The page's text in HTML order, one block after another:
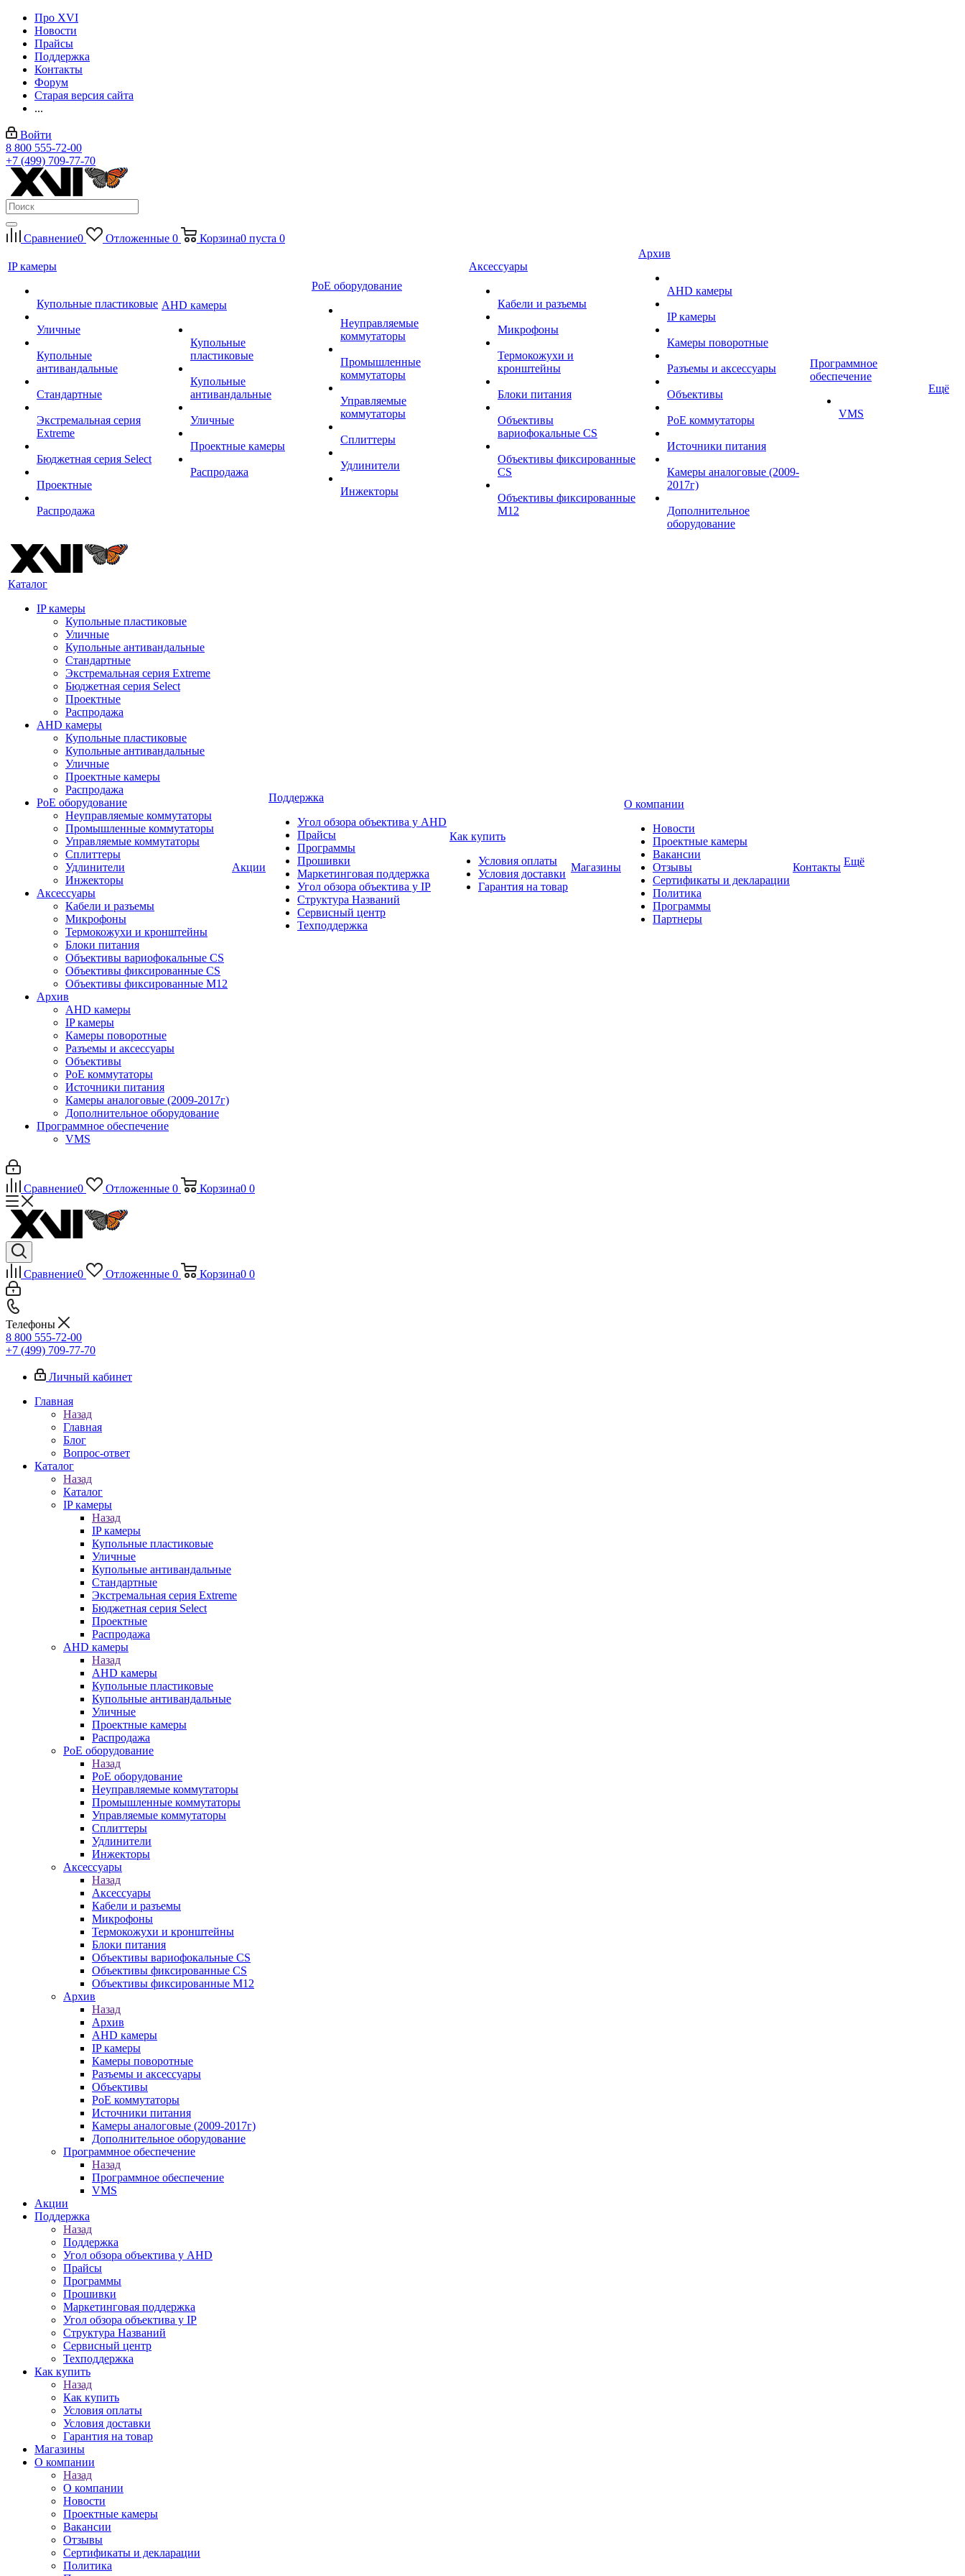
Про XVI
Новости
Прайсы
Поддержка
Контакты
Форум
Старая версия сайта
...
Войти
8 800 555-72-00
+7 (499) 709-77-70
Сравнение0 Отложенные 0 Корзина0 пуста 0
IP камеры
Купольные пластиковые
Уличные
Купольные
антивандальные
Стандартные
Экстремальная серия
Extreme
Бюджетная серия Select
Проектные
Распродажа
AHD камеры
Купольные
пластиковые
Купольные
антивандальные
Уличные
Проектные камеры
Распродажа
PoE оборудование
Неуправляемые
коммутаторы
Промышленные
коммутаторы
Управляемые
коммутаторы
Сплиттеры
Удлинители
Инжекторы
Аксессуары
Кабели и разъемы
Микрофоны
Термокожухи и
кронштейны
Блоки питания
Объективы
вариофокальные CS
Объективы фиксированные
CS
Объективы фиксированные
М12
Архив
AHD камеры
IP камеры
Камеры поворотные
Разъемы и аксессуары
Объективы
PoE коммутаторы
Источники питания
Камеры аналоговые (2009-
2017г)
Дополнительное
оборудование
Программное
обеспечение
VMS
Ещё
Каталог
IP камеры
Купольные пластиковые
Уличные
Купольные антивандальные
Стандартные
Экстремальная серия Extreme
Бюджетная серия Select
Проектные
Распродажа
AHD камеры
Купольные пластиковые
Купольные антивандальные
Уличные
Проектные камеры
Распродажа
PoE оборудование
Неуправляемые коммутаторы
Промышленные коммутаторы
Управляемые коммутаторы
Сплиттеры
Удлинители
Инжекторы
Аксессуары
Кабели и разъемы
Микрофоны
Термокожухи и кронштейны
Блоки питания
Объективы вариофокальные CS
Объективы фиксированные CS
Объективы фиксированные М12
Архив
AHD камеры
IP камеры
Камеры поворотные
Разъемы и аксессуары
Объективы
PoE коммутаторы
Источники питания
Камеры аналоговые (2009-2017г)
Дополнительное оборудование
Программное обеспечение
VMS
Акции
Поддержка
Угол обзора объектива у AHD
Прайсы
Программы
Прошивки
Маркетинговая поддержка
Угол обзора объектива у IP
Структура Названий
Сервисный центр
Техподдержка
Как купить
Условия оплаты
Условия доставки
Гарантия на товар
Магазины
О компании
Новости
Проектные камеры
Вакансии
Отзывы
Сертификаты и декларации
Политика
Программы
Партнеры
Контакты Ещё
Сравнение0 Отложенные 0 Корзина0 0
Сравнение0 Отложенные 0 Корзина0 0
Телефоны
8 800 555-72-00
+7 (499) 709-77-70
Личный кабинет
Главная
Назад
Главная
Блог
Вопрос-ответ
Каталог
Назад
Каталог
IP камеры
Назад
IP камеры
Купольные пластиковые
Уличные
Купольные антивандальные
Стандартные
Экстремальная серия Extreme
Бюджетная серия Select
Проектные
Распродажа
AHD камеры
Назад
AHD камеры
Купольные пластиковые
Купольные антивандальные
Уличные
Проектные камеры
Распродажа
PoE оборудование
Назад
PoE оборудование
Неуправляемые коммутаторы
Промышленные коммутаторы
Управляемые коммутаторы
Сплиттеры
Удлинители
Инжекторы
Аксессуары
Назад
Аксессуары
Кабели и разъемы
Микрофоны
Термокожухи и кронштейны
Блоки питания
Объективы вариофокальные CS
Объективы фиксированные CS
Объективы фиксированные М12
Архив
Назад
Архив
AHD камеры
IP камеры
Камеры поворотные
Разъемы и аксессуары
Объективы
PoE коммутаторы
Источники питания
Камеры аналоговые (2009-2017г)
Дополнительное оборудование
Программное обеспечение
Назад
Программное обеспечение
VMS
Акции
Поддержка
Назад
Поддержка
Угол обзора объектива у AHD
Прайсы
Программы
Прошивки
Маркетинговая поддержка
Угол обзора объектива у IP
Структура Названий
Сервисный центр
Техподдержка
Как купить
Назад
Как купить
Условия оплаты
Условия доставки
Гарантия на товар
Магазины
О компании
Назад
О компании
Новости
Проектные камеры
Вакансии
Отзывы
Сертификаты и декларации
Политика